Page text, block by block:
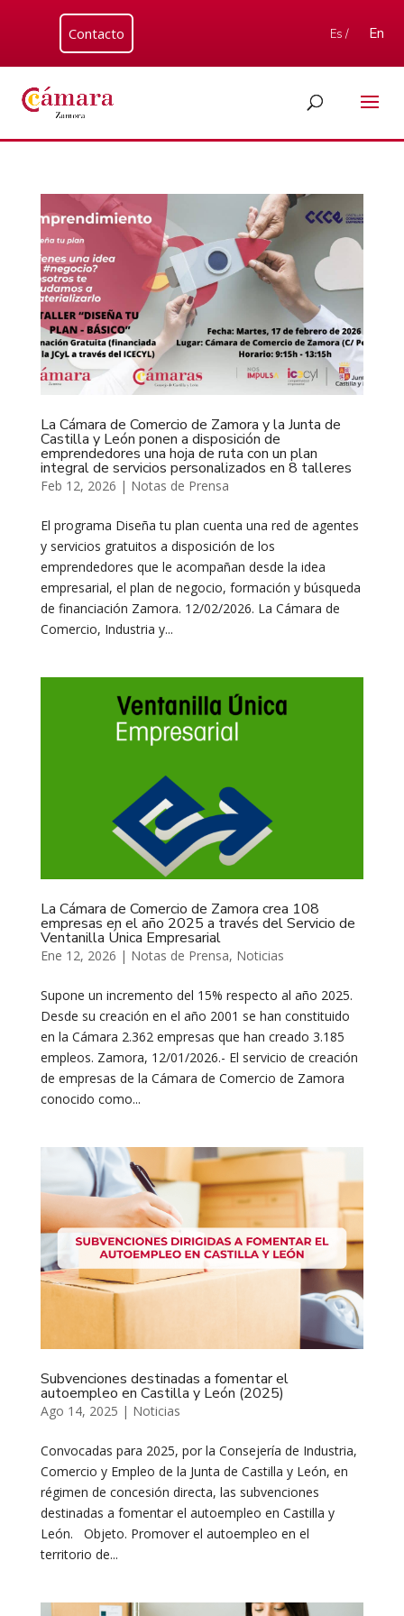
Contacto Es / En
La Cámara de Comercio de Zamora y la Junta de
Castilla y León ponen a disposición de
emprendedores una hoja de ruta con un plan
integral de servicios personalizados en 8 talleres
Feb 12, 2026 | Notas de Prensa
El programa Diseña tu plan cuenta una red de agentes
y servicios gratuitos a disposición de los
emprendedores que le acompañan desde la idea
empresarial, el plan de negocio, formación y búsqueda
de financiación Zamora. 12/02/2026. La Cámara de
Comercio, Industria y...
La Cámara de Comercio de Zamora crea 108
empresas en el año 2025 a través del Servicio de
Ventanilla Única Empresarial
Ene 12, 2026 | Notas de Prensa, Noticias
Supone un incremento del 15% respecto al año 2025.
Desde su creación en el año 2001 se han constituido
en la Cámara 2.362 empresas que han creado 3.185
empleos. Zamora, 12/01/2026.- El servicio de creación
de empresas de la Cámara de Comercio de Zamora
conocido como...
Subvenciones destinadas a fomentar el
autoempleo en Castilla y León (2025)
Ago 14, 2025 | Noticias
Convocadas para 2025, por la Consejería de Industria,
Comercio y Empleo de la Junta de Castilla y León, en
régimen de concesión directa, las subvenciones
destinadas a fomentar el autoempleo en Castilla y
León. Objeto. Promover el autoempleo en el
territorio de...